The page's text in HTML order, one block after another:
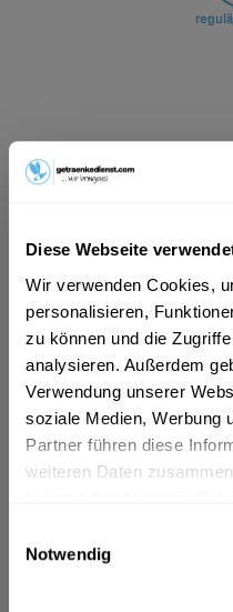
Diese Webseite
Wir verwenden Cookies,
personalisieren,
zu können und die
analysieren. Außerdem
Verwendung unserer
soziale Medien, Werbung
Partner führen diese
weiteren Daten
Notwendig
ab 12,49 € *
Vorrätig
MEHRWEG
+2,40 € Pfand
In den Warenkorb
Artikel-Nr.:
Verfügbar in: